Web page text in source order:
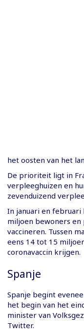
het oosten van het
De prioriteit ligt in
verpleeghuizen en
zevenduizend
In januari en februari
miljoen bewoners
vaccineren. Tussen
eens 14 tot 15
coronavaccin krijgen.
Spanje
Spanje begint
het begin van het
minister van
Twitter.